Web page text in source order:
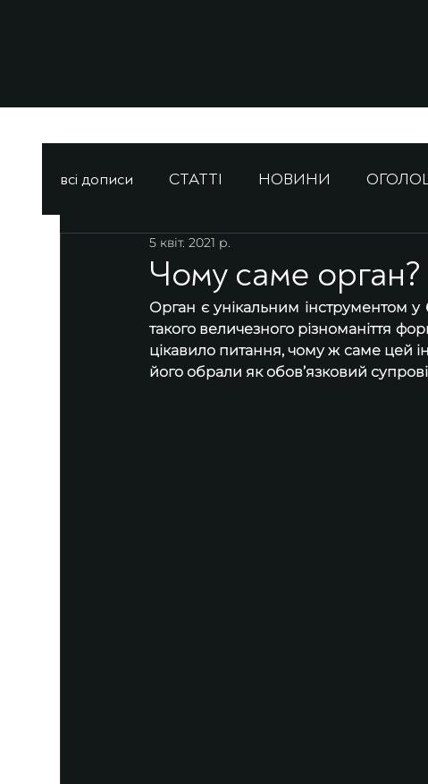
всі дописи СТАТТІ НОВИНИ
Чому саме орган?
5 квіт. 2021 р.
Орган є унікальним інструментом
такого величезного різноманіття
цікавило питання, чому ж саме цей
його обрали як обов’язковий